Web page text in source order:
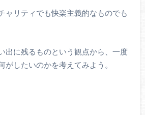
ャリティでも快楽主義的なものでも
出に残るものという観点から、一度
がしたいのかを考えてみよう。